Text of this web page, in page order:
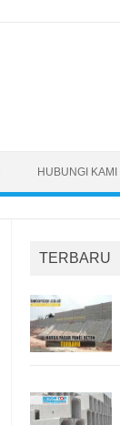
HUBUNGI KAMI
TERBARU